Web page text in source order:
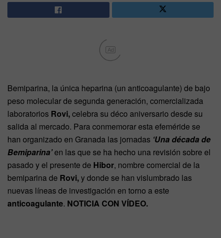
Ad
Bemiparina, la única heparina (un anticoagulante) de bajo
peso molecular de segunda generación, comercializada
laboratorios Rovi,celebra su déco aniversario desde su
salida al mercado. Para conmemorar esta efeméride se
han organizado en Granada las jornadas ‘Una década de
Bemiparina’en las que se ha hecho una revisión sobre el
pasado y el presente de Hibor, nombre comercial de la
bemiparina de Rovi,y donde se han vislumbrado las
nuevas líneas de investigación en torno a este
anticoagulante. NOTICIA CON VÍDEO.